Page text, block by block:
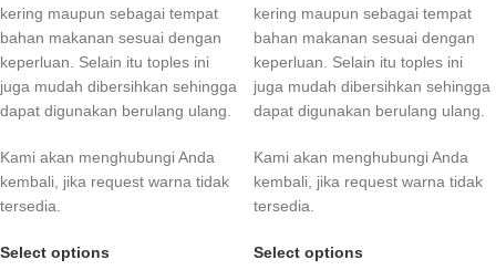
kering maupun sebagai tempat
bahan makanan sesuai dengan
keperluan. Selain itu toples ini
juga mudah dibersihkan sehingga
dapat digunakan berulang ulang.
Kami akan menghubungi Anda
kembali, jika request warna tidak
tersedia.
Select options
kering maupun sebagai tempat
bahan makanan sesuai dengan
keperluan. Selain itu toples ini
juga mudah dibersihkan sehingga
dapat digunakan berulang ulang.
Kami akan menghubungi Anda
kembali, jika request warna tidak
tersedia.
Select options